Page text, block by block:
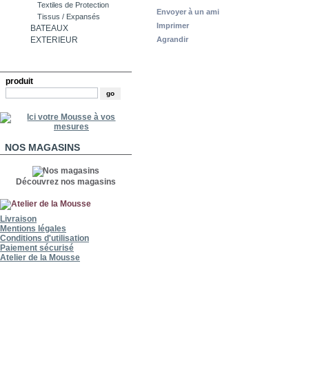
Textiles de Protection
Tissus / Expansés
BATEAUX
EXTERIEUR
produit
NOS MAGASINS
Découvrez nos magasins
Envoyer à un ami
Imprimer
Agrandir
Livraison
Mentions légales
Conditions d'utilisation
Paiement sécurisé
Atelier de la Mousse